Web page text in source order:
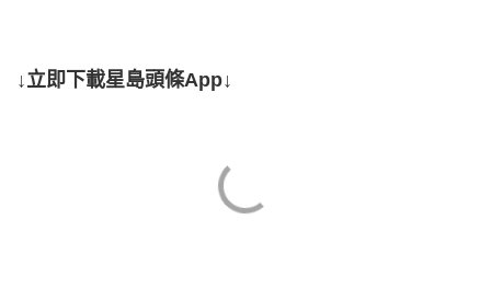
↓立即下載星島頭條App↓